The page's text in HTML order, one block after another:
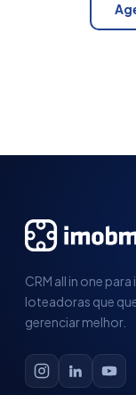
CRM all in one
loteadoras que
gerenciar melhor.